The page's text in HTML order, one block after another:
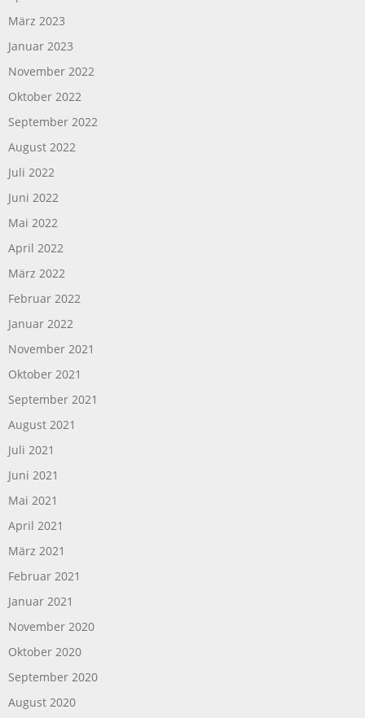
März 2023
Januar 2023
November 2022
Oktober 2022
September 2022
August 2022
Juli 2022
Juni 2022
Mai 2022
April 2022
März 2022
Februar 2022
Januar 2022
November 2021
Oktober 2021
September 2021
August 2021
Juli 2021
Juni 2021
Mai 2021
April 2021
März 2021
Februar 2021
Januar 2021
November 2020
Oktober 2020
September 2020
August 2020